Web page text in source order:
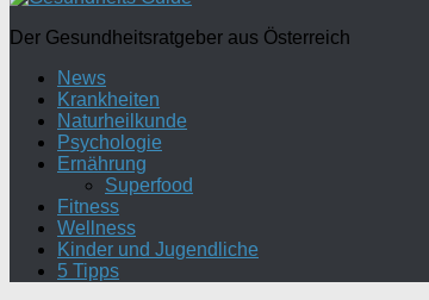
Der Gesundheitsratgeber aus Österreich
News
Krankheiten
Naturheilkunde
Psychologie
Ernährung
Superfood
Fitness
Wellness
Kinder und Jugendliche
5 Tipps